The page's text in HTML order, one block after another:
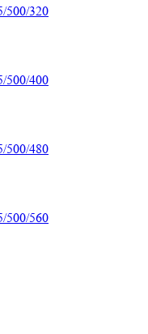
500/320
500/400
500/480
500/560